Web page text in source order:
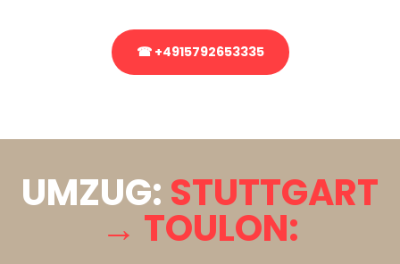
☎ +4915792653335
UMZUG: STUTTGART
→ TOULON: